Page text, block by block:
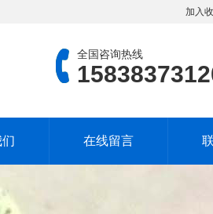
加入
全国咨询热线
在线留言